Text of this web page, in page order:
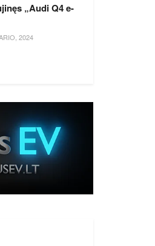
„Audi Q4 e-
2024